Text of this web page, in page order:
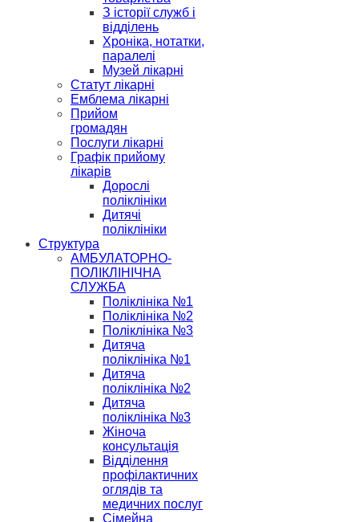
З історії служб і
відділень
Хроніка, нотатки,
паралелі
Музей лікарні
Статут лікарні
Емблема лікарні
Прийом
громадян
Послуги лікарні
Графік прийому
лікарів
Дорослі
поліклініки
Дитячі
поліклініки
Структура
АМБУЛАТОРНО-
ПОЛІКЛІНІЧНА
СЛУЖБА
Поліклініка №1
Поліклініка №2
Поліклініка №3
Дитяча
поліклініка №1
Дитяча
поліклініка №2
Дитяча
поліклініка №3
Жіноча
консультація
Відділення
профілактичних
оглядів та
медичних послуг
Сімейна